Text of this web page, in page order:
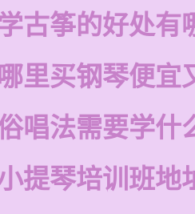
古筝的好处有
里买钢琴便宜
唱法需要学什
提琴培训班地